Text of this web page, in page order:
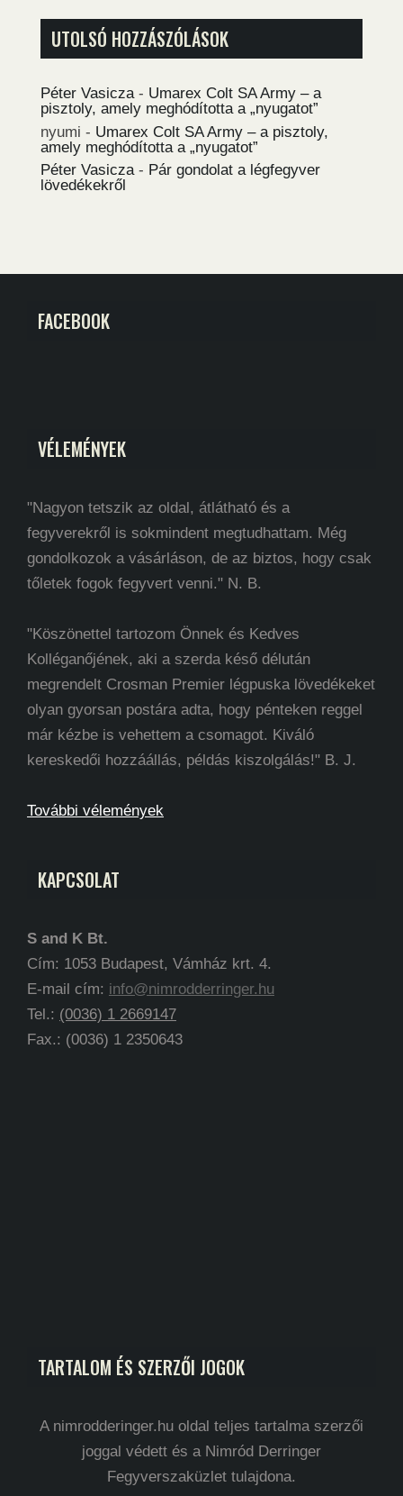
UTOLSÓ HOZZÁSZÓLÁSOK
Péter Vasicza- Umarex Colt SA Army – a
pisztoly, amely meghódította a „nyugatot”
nyumi - Umarex Colt SA Army – a pisztoly,
amely meghódította a „nyugatot”
Péter Vasicza- Pár gondolat a légfegyver
lövedékekről
FACEBOOK
VÉLEMÉNYEK
"Nagyon tetszik az oldal, átlátható és a
fegyverekről is sokmindent megtudhattam. Még
gondolkozok a vásárláson, de az biztos, hogy csak
tőletek fogok fegyvert venni." N. B.
"Köszönettel tartozom Önnek és Kedves
Kolléganőjének, aki a szerda késő délután
megrendelt Crosman Premier légpuska lövedékeket
olyan gyorsan postára adta, hogy pénteken reggel
már kézbe is vehettem a csomagot. Kiváló
kereskedői hozzáállás, példás kiszolgálás!" B. J.
További vélemények
KAPCSOLAT
S and K Bt.
Cím: 1053 Budapest, Vámház krt. 4.
E-mail cím: info@nimrodderringer.hu
Tel.: (0036) 1 2669147
Fax.: (0036) 1 2350643
TARTALOM ÉS SZERZŐI JOGOK
A nimrodderinger.hu oldal teljes tartalma szerzői
joggal védett és a Nimród Derringer
Fegyverszaküzlet tulajdona.